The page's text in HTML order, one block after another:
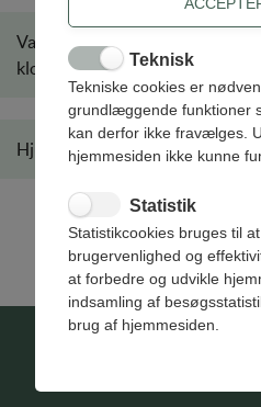
Valmuevej, Violvej, Rosenvej og
kloak- og vandledninger
Hjulebæk: Afskæring af
Teknisk
Tekniske cookies er
grundlæggende funktioner
kan derfor ikke fravælges.
hjemmesiden ikke kunne
Statistik
Statistikcookies bruges til
brugervenlighed og
at forbedre og udvikle
indsamling af
brug af hjemmesiden.